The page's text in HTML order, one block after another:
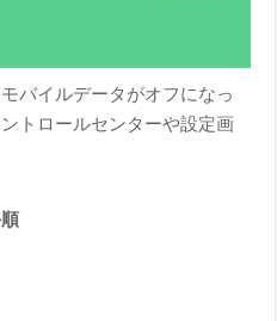
バイルデータがオフになっ
トロールセンターや設定画